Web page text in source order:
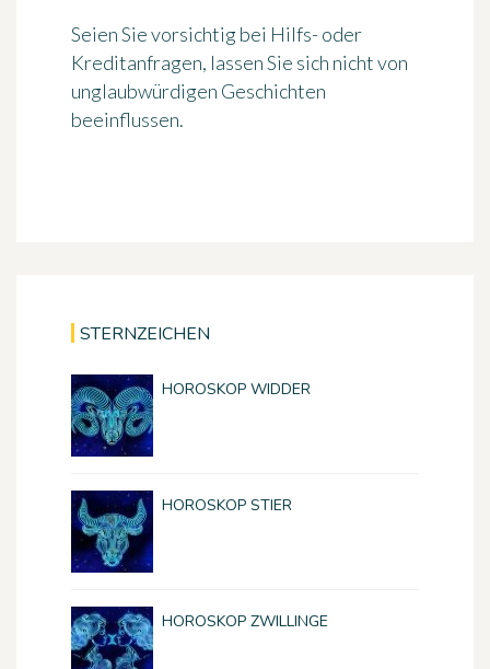
Seien Sie vorsichtig bei Hilfs- oder
Kreditanfragen, lassen Sie sich nicht von
unglaubwürdigen Geschichten
beeinflussen.
STERNZEICHEN
HOROSKOP WIDDER
HOROSKOP STIER
HOROSKOP ZWILLINGE